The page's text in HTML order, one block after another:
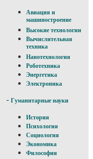
Авиация и
машиностроение
Высокие технологии
Вычислительная
техника
Нанотехнология
Роботехника
Энергетика
Электроника
- Гуманитарные науки
История
Психология
Социология
Экономика
Философия